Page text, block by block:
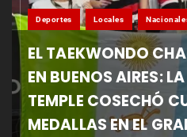
Deportes Locales
EL TAEKWONDO
EN BUENOS AIRES:
TEMPLE COSECHÓ
MEDALLAS EN EL